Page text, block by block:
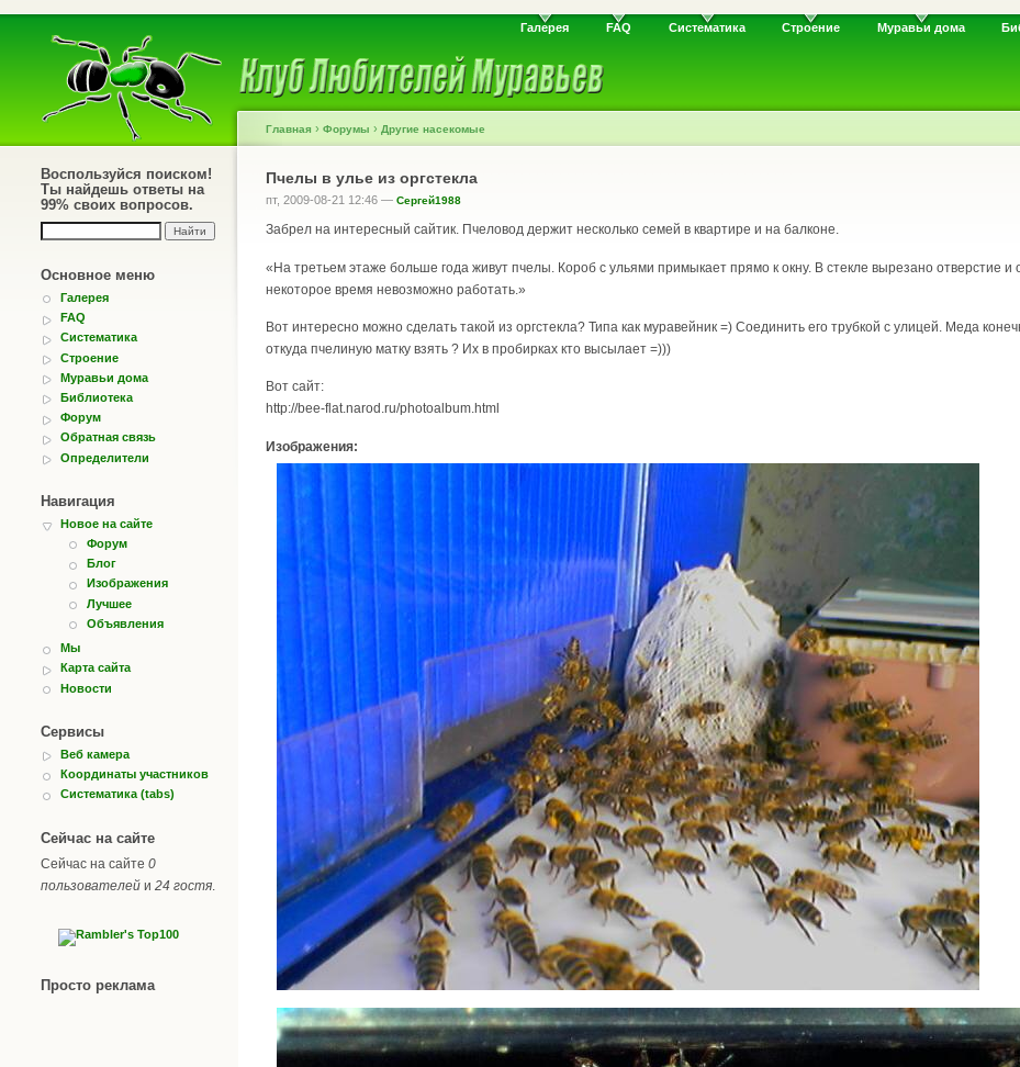
Галерея FAQ Систематика Строение Муравьи дома
Воспользуйся поиском!
Ты найдешь ответы на
99% своих вопросов.
Основное меню
Галерея
FAQ
Систематика
Строение
Муравьи дома
Библиотека
Форум
Обратная связь
Определители
Навигация
Новое на сайте
Форум
Блог
Изображения
Лучшее
Объявления
Мы
Карта сайта
Новости
Сервисы
Веб камера
Координаты участников
Систематика (tabs)
Сейчас на сайте
Сейчас на сайте 0
пользователей и 24 гостя
Просто реклама
Главная › Форумы › Другие насекомые
Пчелы в улье из оргстекла
пт, 2009-08-21 12:46 — Сергей1988
Забрел на интересный сайтик. Пчеловод держит несколько семей в квартире и на балконе.
«На третьем этаже больше года живут пчелы. Короб с ульями примыкает прямо к окну. В стекле вырезано отверстие
некоторое время невозможно работать.»
Вот интересно можно сделать такой из оргстекла? Типа как муравейник =) Соединить его трубкой с улицей. Меда
откуда пчелиную матку взять ? Их в пробирках кто высылает =)))
Вот сайт:
http://bee-flat.narod.ru/photoalbum.html
Изображения: